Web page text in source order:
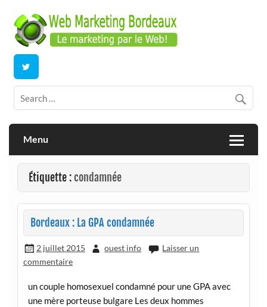
content
Webmarketing Bordeaux
E-commerce | ERP/CRM Dolibarr | Bordeaux
Menu
Étiquette :condamnée
Bordeaux : La GPA condamnée
2 juillet 2015 ouest info
Laisser un
commentaire
un couple homosexuel condamné pour une GPA avec
une mère porteuse bulgare Les deux hommes